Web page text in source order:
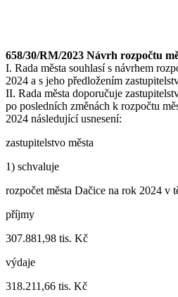
658/30/RM/2023 Návrh rozpočtu
I. Rada města souhlasí s návrhem
2024 a s jeho předložením
II. Rada města doporučuje
po posledních změnách k rozpočtu
2024 následující usnesení:
zastupitelstvo města
1) schvaluje
rozpočet města Dačice na rok 2024 v
příjmy
307.881,98 tis. Kč
výdaje
318.211,66 tis. Kč